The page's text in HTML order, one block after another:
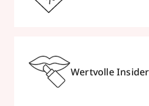
Wertvolle